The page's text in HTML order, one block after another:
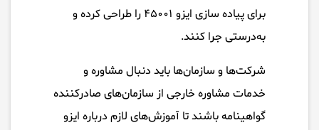
برای پیاده سازی ایزو ۴۵۰۰۱ را طراحی کرده و
به‌درستی جرا کنند.
شرکت‌ها و سازمان‌ها باید دنبال مشاوره و
خدمات مشاوره خارجی از سازمان‌های صادرکننده
گواهینامه باشند تا آموزش‌های لازم درباره ایزو